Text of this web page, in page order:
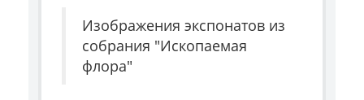
Изображения экспонатов из
собрания "Ископаемая
флора"